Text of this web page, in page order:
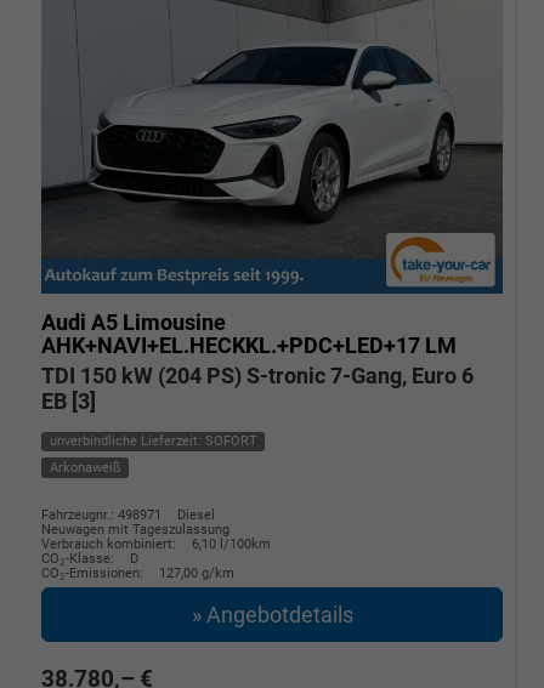
Audi A5 Limousine
AHK+NAVI+EL.HECKKL.+PDC+LED+17 LM
TDI 150 kW (204 PS) S-tronic 7-Gang, Euro 6
EB [3]
unverbindliche Lieferzeit: SOFORT
Arkonaweiß
Fahrzeugnr.: 498971
Diesel
Neuwagen mit Tageszulassung
Verbrauch kombiniert:
6,10 l/100km
CO2-Klasse:
D
CO2-Emissionen: 127,00 g/km
» Angebotdetails
38.780,– €